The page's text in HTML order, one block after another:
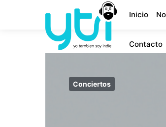
Inicio
Contacto
Conciertos